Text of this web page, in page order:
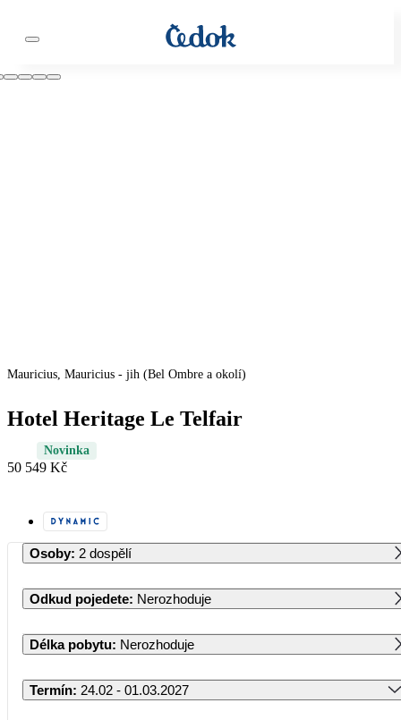
Mauricius, Mauricius - jih (Bel Ombre a okolí)
Hotel Heritage Le Telfair
Novinka
50 549 Kč
Osoby: 2 dospělí
Odkud pojedete: Nerozhoduje
Délka pobytu: Nerozhoduje
Termín: 24.02 - 01.03.2027